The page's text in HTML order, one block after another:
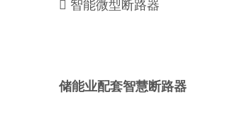
 智能微型断路器
储能业配套智慧断路器